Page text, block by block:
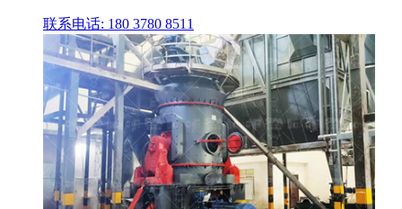
联系电话: 180 3780 8511